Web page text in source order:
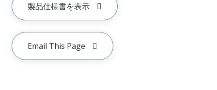
製品仕様書を表示
Email This Page